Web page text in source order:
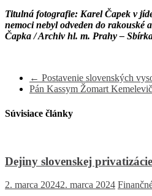
Titulná fotografie: Karel Čapek v
nemoci nebyl odveden do rakouské
Čapka / Archiv hl. m. Prahy –
← Postavenie slovenských
Pán Kassym Žomart
Súvisiace články
Dejiny slovenskej
2. marca 20242. marca 2024